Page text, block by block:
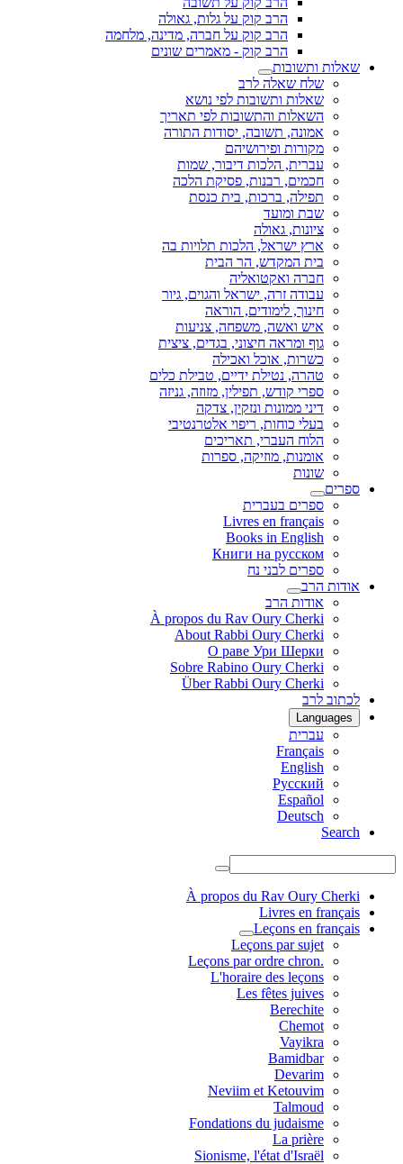
הרב קוק על גלות, גאולה
הרב קוק על חברה, מדינה, מלחמה
הרב קוק - מאמרים שונים
שאלות ותשובות
שלח שאלה לרב
שאלות ותשובות לפי נושא
השאלות והתשובות לפי תאריך
אמונה, תשובה, יסודות התורה
מקורות ופירושיהם
עברית, הלכות דיבור, שמות
חכמים, רבנות, פסיקת הלכה
תפילה, ברכות, בית כנסת
שבת ומועד
ציונות, גאולה
ארץ ישראל, הלכות תלויות בה
בית המקדש, הר הבית
חברה ואקטואליה
עבודה זרה, ישראל והגוים, גיור
חינוך, לימודים, הוראה
איש ואשה, משפחה, צניעות
גוף ומראה חיצוני, בגדים, ציצית
כשרות, אוכל ואכילה
טהרה, נטילת ידיים, טבילת כלים
ספרי קודש, תפילין, מזוזה, גניזה
דיני ממונות ונזקין, צדקה
בעלי כוחות, ריפוי אלטרנטיבי
הלוח העברי, תאריכים
אומנות, מוזיקה, ספרות
שונות
ספרים
ספרים בעברית
Livres en français
Books in English
Книги на русском
ספרים לבני נח
אודות הרב
אודות הרב
À propos du Rav Oury Cherki
About Rabbi Oury Cherki
О раве Ури Шерки
Sobre Rabino Oury Cherki
Über Rabbi Oury Cherki
לכתוב לרב
Languages
עברית
Français
English
Русский
Español
Deutsch
Search
À propos du Rav Oury Cherki
Livres en français
Leçons en français
Leçons par sujet
.Leçons par ordre chron
L'horaire des leçons
Les fêtes juives
Berechite
Chemot
Vayikra
Bamidbar
Devarim
Neviim et Ketouvim
Talmoud
Fondations du judaisme
La prière
Sionisme, l'état d'Israël